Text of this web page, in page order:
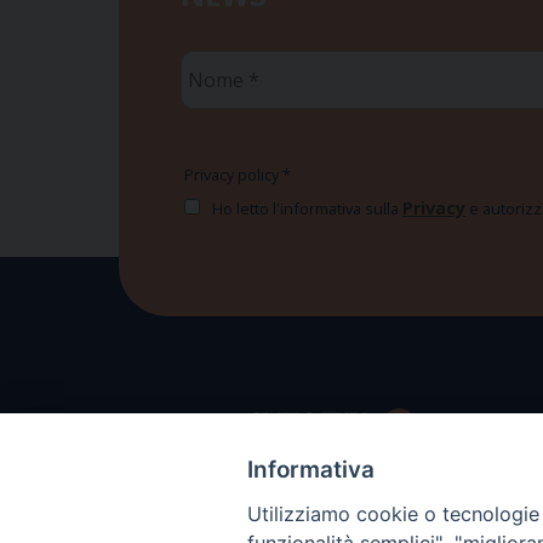
Privacy policy *
Ho letto l'informativa sulla Privacy e
Informativa
Utilizziamo cookie o